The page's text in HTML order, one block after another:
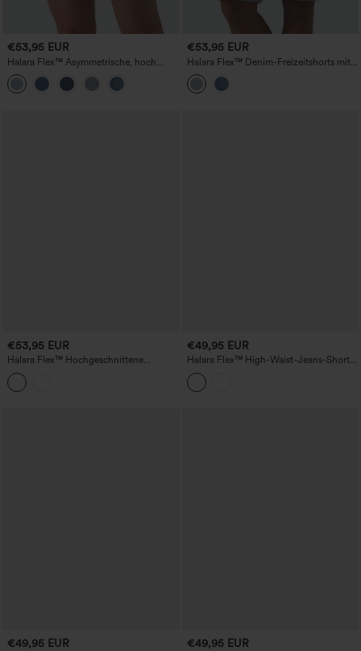
€53,95 EUR
Halara Flex™ Asymmetrische, hoch
taillierte, gewaschene Denim-Shorts mit
umgeschlagenem Saum und Taschen
€53,95 EUR
Halara Flex™ Denim-Freizeitshorts mit
mittlerer Bundhöhe und Taschen
€53,95 EUR
Halara Flex™ Hochgeschnittene
Reißverschluss Gebogene Saum Denim
Casual Shorts 3''
€49,95 EUR
Halara Flex™ High-Waist-Jeans-Shorts
6'' mit Taschen
€49,95 EUR €49,95 EUR